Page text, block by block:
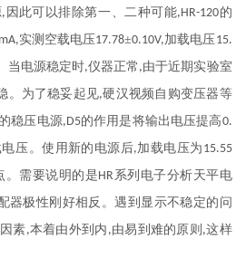
, 因此可以排除第一、二种可能,HR-120的
实测空载电压17.78±0.10V,加载电压 15.
。当电源稳定时,仪器正常 ,由于近期实验室
。为了稳妥起见,硬汉视频自购变压器等
稳压电源,D5的作用是将输出电压提高0.
。使用新的电源后,加载电压为 15.55
。需要说明的是HR 系列电子分析天平电
极性刚好相反。遇到显示不稳定的问
素,本着由外到内 ,由易到难的原则 ,这样